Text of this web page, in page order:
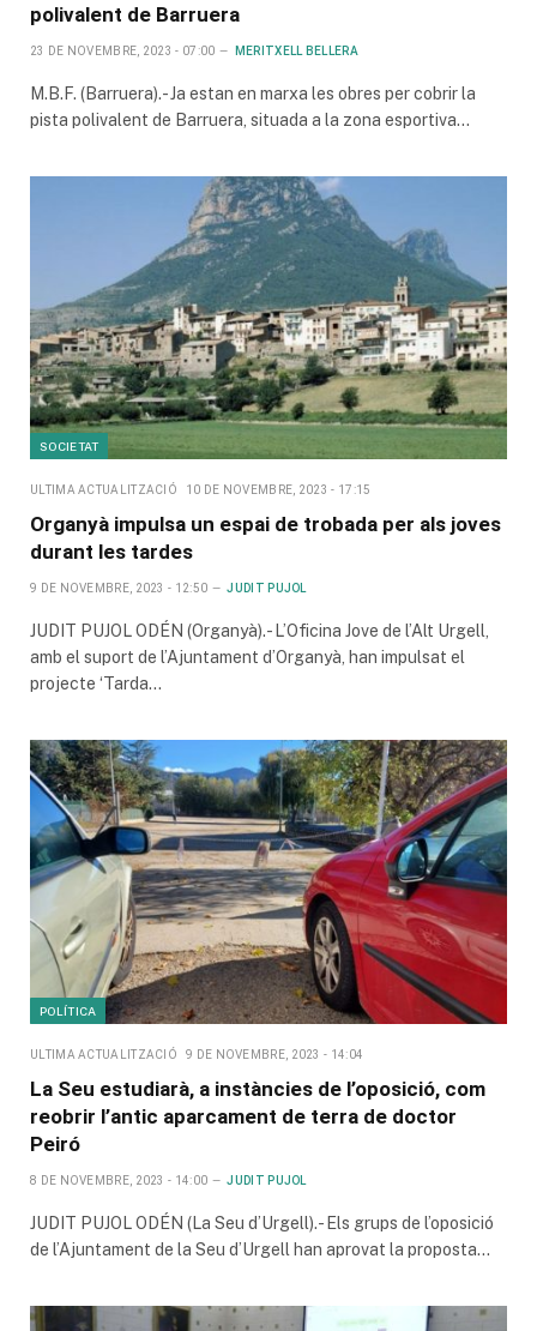
polivalent de Barruera
23 DE NOVEMBRE, 2023 - 07:00 MERITXELL BELLERA
M.B.F. (Barruera).- Ja estan en marxa les obres per cobrir la
pista polivalent de Barruera, situada a la zona esportiva…
SOCIETAT
ULTIMA ACTUALITZACIÓ 10 DE NOVEMBRE, 2023 - 17:15
Organyà impulsa un espai de trobada per als joves
durant les tardes
9 DE NOVEMBRE, 2023 - 12:50 JUDIT PUJOL
JUDIT PUJOL ODÉN (Organyà).- L’Oficina Jove de l’Alt Urgell,
amb el suport de l’Ajuntament d’Organyà, han impulsat el
projecte ‘Tarda…
POLÍTICA
ULTIMA ACTUALITZACIÓ 9 DE NOVEMBRE, 2023 - 14:04
La Seu estudiarà, a instàncies de l’oposició, com
reobrir l’antic aparcament de terra de doctor
Peiró
8 DE NOVEMBRE, 2023 - 14:00 JUDIT PUJOL
JUDIT PUJOL ODÉN (La Seu d’Urgell).- Els grups de l’oposició
de l’Ajuntament de la Seu d’Urgell han aprovat la proposta…